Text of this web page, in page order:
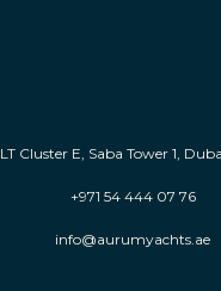
LT Cluster E, Saba Tower 1,
+971 54 444 07 76
info@aurumyachts.ae